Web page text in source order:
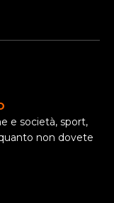
e società, sport,
non dovete